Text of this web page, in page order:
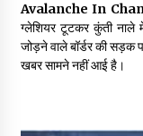
Avalanche In
ग्लेशियर टूटकर कुंती नाले
जोड़ने वाले बॉर्डर की
खबर सामने नहीं आई है।